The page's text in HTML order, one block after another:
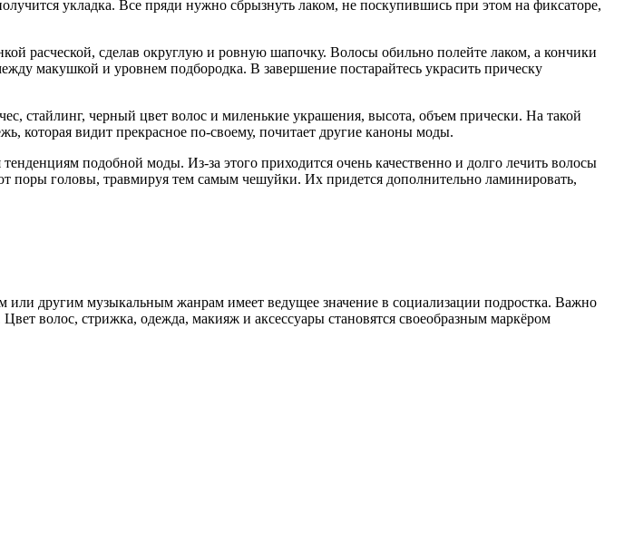
укладка. Все пряди нужно сбрызнуть лаком, не поскупившись при этом на фиксаторе,
расческой, сделав округлую и ровную шапочку. Волосы обильно полейте лаком, а кончики
макушкой и уровнем подбородка. В завершение постарайтесь украсить прическу
стайлинг, черный цвет волос и миленькие украшения, высота, объем прически. На такой
которая видит прекрасное по-своему, почитает другие каноны моды.
подобной моды. Из-за этого приходится очень качественно и долго лечить волосы
головы, травмируя тем самым чешуйки. Их придется дополнительно ламинировать,
другим музыкальным жанрам имеет ведущее значение в социализации подростка. Важно
волос, стрижка, одежда, макияж и аксессуары становятся своеобразным маркёром